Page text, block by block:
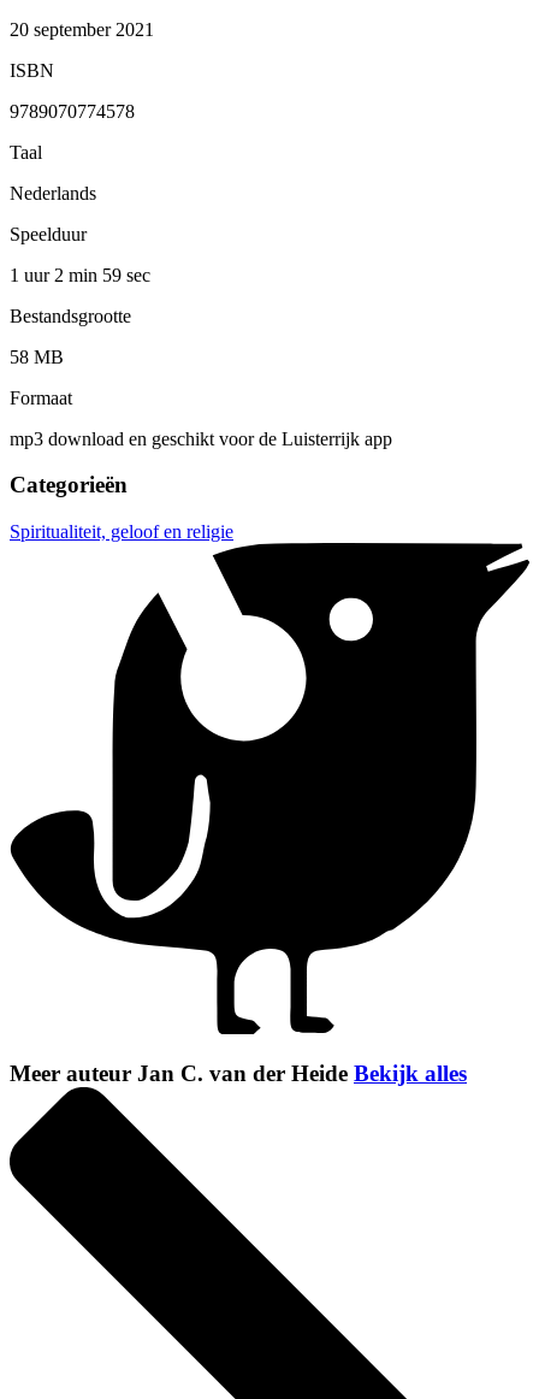
20 september 2021
ISBN
9789070774578
Taal
Nederlands
Speelduur
1 uur 2 min 59 sec
Bestandsgrootte
58 MB
Formaat
mp3 download en geschikt voor de Luisterrijk app
Categorieën
Spiritualiteit, geloof en religie
Meer auteur Jan C. van der Heide Bekijk alles